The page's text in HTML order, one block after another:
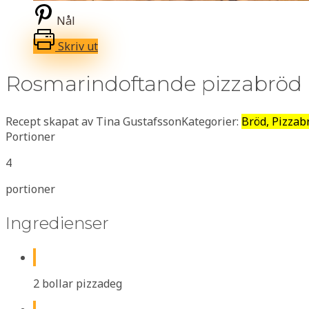
Nål
Skriv ut
Rosmarindoftande pizzabröd
Recept skapat av Tina GustafssonKategorier: Bröd,
Portioner
4
portioner
Ingredienser
2 bollar pizzadeg